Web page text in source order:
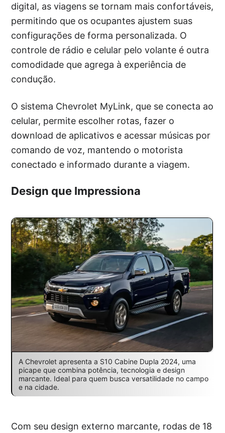
digital, as viagens se tornam mais confortáveis,
permitindo que os ocupantes ajustem suas
configurações de forma personalizada. O
controle de rádio e celular pelo volante é outra
comodidade que agrega à experiência de
condução.
O sistema Chevrolet MyLink, que se conecta ao
celular, permite escolher rotas, fazer o
download de aplicativos e acessar músicas por
comando de voz, mantendo o motorista
conectado e informado durante a viagem.
Design que Impressiona
A Chevrolet apresenta a S10 Cabine Dupla 2024, uma
picape que combina potência, tecnologia e design
marcante. Ideal para quem busca versatilidade no campo
e na cidade.
Com seu design externo marcante, rodas de 18